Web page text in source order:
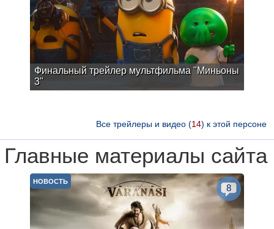
Финальный трейлер мультфильма "Миньоны
3"
Все трейлеры и видео (14) к этой персоне
Главные материалы сайта
НОВОСТЬ
8